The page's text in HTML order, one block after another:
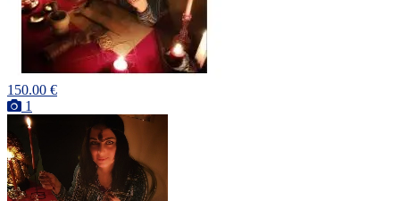
150.00 €
1